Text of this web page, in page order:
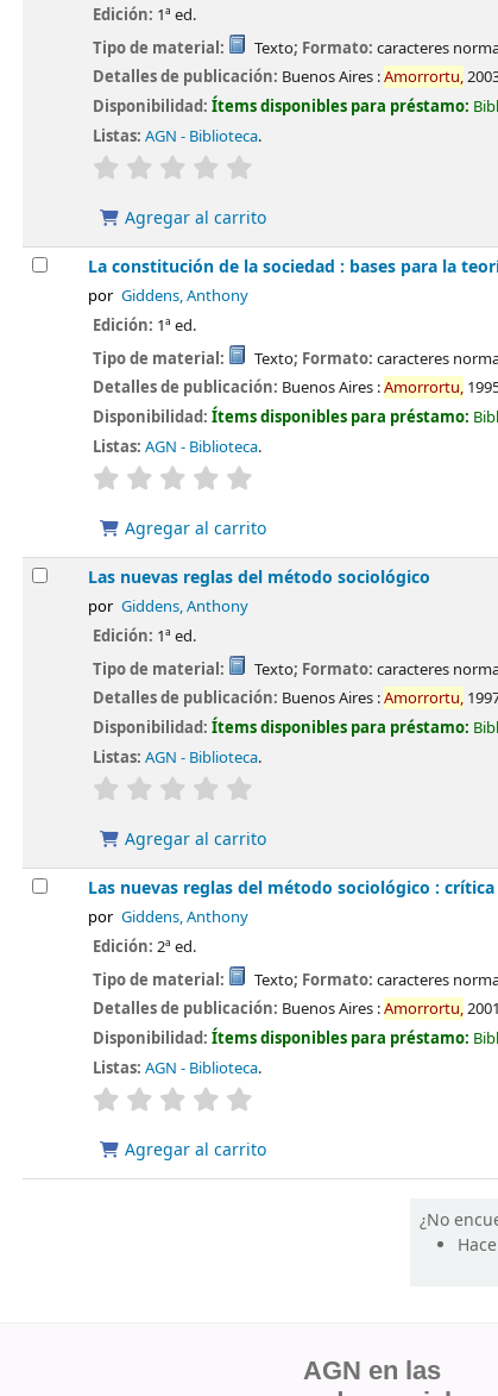
Edición: 1ª ed.
Tipo de material:
Texto; Formato: caracteres
Detalles de publicación: Buenos Aires :Amorrortu,
Disponibilidad:Ítems disponibles para préstamo:
Listas: AGN - Biblioteca.
valoración
Agregar al carrito
La constitución de la sociedad : bases para la
por Giddens, Anthony
Edición: 1ª ed.
Tipo de material:
Texto; Formato: caracteres
Detalles de publicación: Buenos Aires :Amorrortu,
Disponibilidad:Ítems disponibles para préstamo:
Listas: AGN - Biblioteca.
valoración
Agregar al carrito
Las nuevas reglas del método sociológico
por Giddens, Anthony
Edición: 1ª ed.
Tipo de material:
Texto; Formato: caracteres
Detalles de publicación: Buenos Aires :Amorrortu,
Disponibilidad:Ítems disponibles para préstamo:
Listas: AGN - Biblioteca.
valoración
Agregar al carrito
Las nuevas reglas del método sociológico :
por Giddens, Anthony
Edición:2ª ed.
Tipo de material:
Texto; Formato: caracteres
Detalles de publicación: Buenos Aires :Amorrortu,2001
Disponibilidad:Ítems disponibles para préstamo:
Listas: AGN - Biblioteca.
valoración
Agregar al carrito
¿No
AGN en las